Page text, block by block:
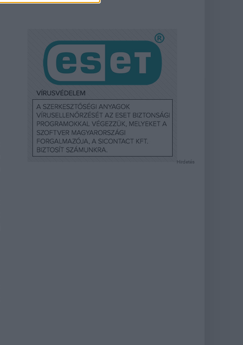
Hirdetés